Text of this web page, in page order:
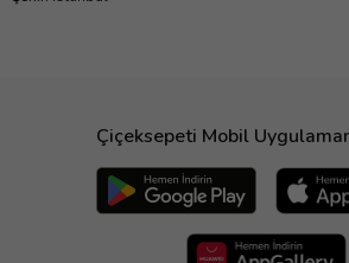
Çiçeksepeti Mobil